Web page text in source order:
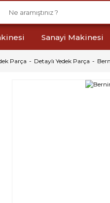
Sanayi Makinesi
Parça Detaylı Yedek Parça